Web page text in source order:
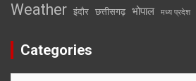
Weather इंदौर छत्तीसगढ़ भोपाल मध्य प्रदेश
Categories